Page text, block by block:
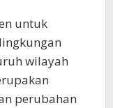
untuk
wilayah
perubahan